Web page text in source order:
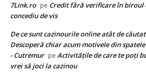
7Link.ro pe Credit fără verificare în biroul
concediu de vis
De ce sunt cazinourile online atât de
Descoperă chiar acum motivele din
- Cutremur pe Activitățile de care te poți
vrei să joci la cazinou